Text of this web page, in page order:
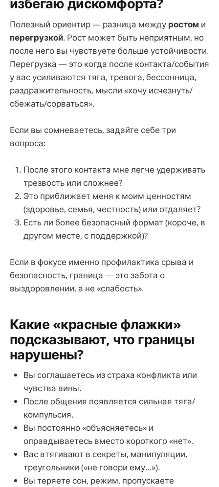
Полезный ориентир — разница между ростом и
перегрузкой. Рост может быть неприятным, но
после него вы чувствуете больше устойчивости.
Перегрузка — это когда после контакта/события
у вас усиливаются тяга, тревога, бессонница,
раздражительность, мысли «хочу исчезнуть/
сбежать/сорваться».
Если вы сомневаетесь, задайте себе три
вопроса:
После этого контакта мне легче удерживать
трезвость или сложнее?
Это приближает меня к моим ценностям
(здоровье, семья, честность) или отдаляет?
Есть ли более безопасный формат (короче, в
другом месте, с поддержкой)?
Если в фокусе именно профилактика срыва и
безопасность, граница — это забота о
выздоровлении, а не «слабость».
Какие «красные флажки»
подсказывают, что границы
нарушены?
Вы соглашаетесь из страха конфликта или
чувства вины.
После общения появляется сильная тяга/
компульсия.
Вы постоянно «объясняетесь» и
оправдываетесь вместо короткого «нет».
Вас втягивают в секреты, манипуляции,
треугольники («не говори ему…»).
Вы теряете сон, режим, пропускаете